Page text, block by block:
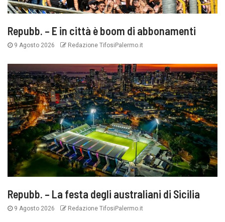
Repubb. – E in città è boom di abbonamenti
9 Agosto 2026 Redazione TifosiPalermo.it
Repubb. – La festa degli australiani di Sicilia
9 Agosto 2026 Redazione TifosiPalermo.it